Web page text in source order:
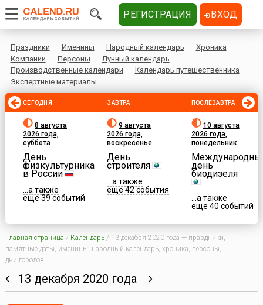
Праздники Именины Народный календарь
Хроника
Компании
Персоны
Лунный календарь
Производственные календари
Календарь путешественника
Экспертные материалы
СЕГОДНЯ
8 августа
2026 года,
суббота
День
физкультурника
в России
...а также
еще 39 событий
ЗАВТРА
9 августа
2026 года,
воскресенье
День
строителя
...а также
еще 42 события
ПОСЛЕЗАВТРА
10 августа
2026 года,
понедельник
день
биодизеля
...а также
еще 40 событий
Главная страница / Календарь / 13 декабря 2020 года — праздники,
памятные даты, именины, народный календарь, хроника, персоны,
дни городов
13 декабря 2020 года
РЕГИСТРАЦИЯ ВХОД